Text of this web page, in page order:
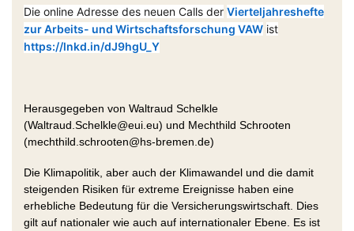
Die online Adresse des neuen Calls der Vierteljahreshefte
zur Arbeits- und Wirtschaftsforschung VAW ist
https://lnkd.in/dJ9hgU_Y
Herausgegeben von Waltraud Schelkle
(Waltraud.Schelkle@eui.eu) und Mechthild Schrooten
(mechthild.schrooten@hs-bremen.de)
Die Klimapolitik, aber auch der Klimawandel und die damit
steigenden Risiken für extreme Ereignisse haben eine
erhebliche Bedeutung für die Versicherungswirtschaft. Dies
gilt auf nationaler wie auch auf internationaler Ebene. Es ist